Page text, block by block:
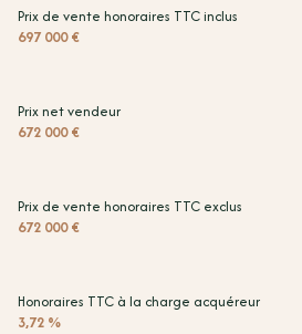
2 niveau(x)
terrasse
Prix de vente honoraires TTC inclus
697 000 €
Prix net vendeur
672 000 €
Prix de vente honoraires TTC exclus
672 000 €
Honoraires TTC à la charge acquéreur
3,72 %